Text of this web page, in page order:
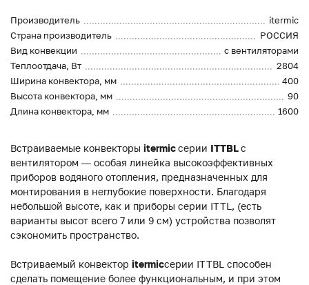
Производитель
itermic
Страна производитель
РОССИЯ
Вид конвекции
с вентиляторами
Теплоотдача, Вт
2804
Ширина конвектора, мм
400
Высота конвектора, мм
90
Длина конвектора, мм
1600
Встраиваемые конвекторы itermicсерии ITTBLс
вентилятором — особая линейка высокоэффективных
приборов водяного отопления, предназначенных для
монтирования в неглубокие поверхности. Благодаря
небольшой высоте, как и приборы серии ITTL, (есть
варианты высот всего 7 или 9 см) устройства позволят
сэкономить пространство.
Встриваемый конвектор itermicсерии ITTBL способен
сделать помещение более функциональным, и при этом